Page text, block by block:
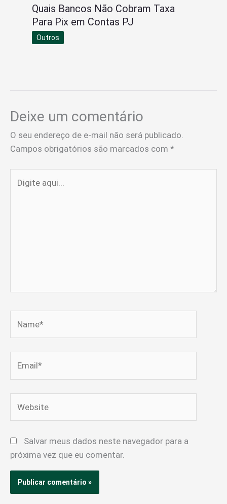
Quais Bancos Não Cobram Taxa
Para Pix em Contas PJ
Outros
Deixe um comentário
O seu endereço de e-mail não será publicado.
Campos obrigatórios são marcados com *
aqui...
Salvar meus dados neste navegador para a
próxima vez que eu comentar.